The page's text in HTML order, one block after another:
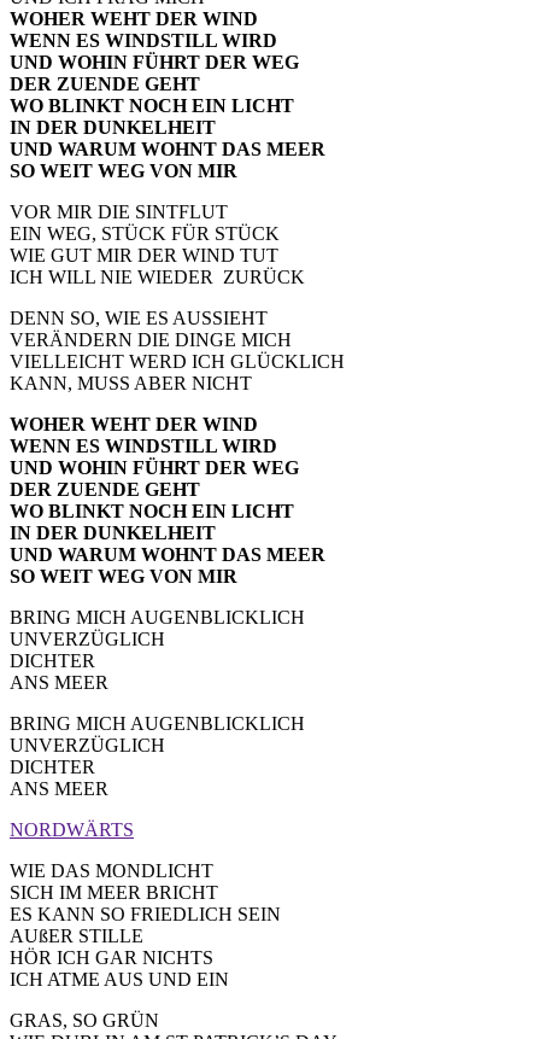
WOHER WEHT DER WIND
WENN ES WINDSTILL WIRD
UND WOHIN FÜHRT DER WEG
DER ZUENDE GEHT
WO BLINKT NOCH EIN LICHT
IN DER DUNKELHEIT
UND WARUM WOHNT DAS MEER
SO WEIT WEG VON MIR
VOR MIR DIE SINTFLUT
EIN WEG, STÜCK FÜR STÜCK
WIE GUT MIR DER WIND TUT
ICH WILL NIE WIEDER ZURÜCK
DENN SO, WIE ES AUSSIEHT
VERÄNDERN DIE DINGE MICH
VIELLEICHT WERD ICH GLÜCKLICH
KANN, MUSS ABER NICHT
WOHER WEHT DER WIND
WENN ES WINDSTILL WIRD
UND WOHIN FÜHRT DER WEG
DER ZUENDE GEHT
WO BLINKT NOCH EIN LICHT
IN DER DUNKELHEIT
UND WARUM WOHNT DAS MEER
SO WEIT WEG VON MIR
BRING MICH AUGENBLICKLICH
UNVERZÜGLICH
DICHTER
ANS MEER
BRING MICH AUGENBLICKLICH
UNVERZÜGLICH
DICHTER
ANS MEER
NORDWÄRTS
WIE DAS MONDLICHT
SICH IM MEER BRICHT
ES KANN SO FRIEDLICH SEIN
AUßER STILLE
HÖR ICH GAR NICHTS
ICH ATME AUS UND EIN
GRAS, SO GRÜN